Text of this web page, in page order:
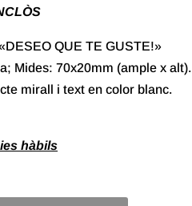
QUE TE GUSTE!»
Mides: 70x20mm (ample x alt).
mirall i text en color blanc.
hàbils